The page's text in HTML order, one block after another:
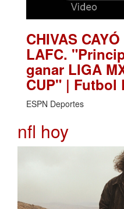
CHIVAS
LAFC.
ganar LIGA
CUP" | Futbol
ESPN Deportes
nfl hoy